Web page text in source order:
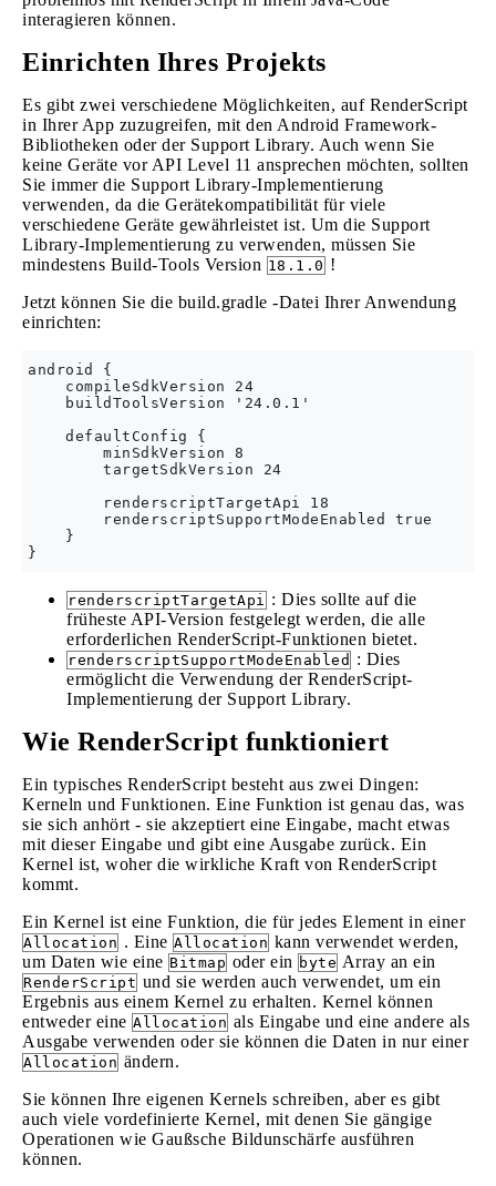
interagieren können.
Einrichten Ihres Projekts
Es gibt zwei verschiedene Möglichkeiten, auf RenderScript
in Ihrer App zuzugreifen, mit den Android Framework-
Bibliotheken oder der Support Library. Auch wenn Sie
keine Geräte vor API Level 11 ansprechen möchten, sollten
Sie immer die Support Library-Implementierung
verwenden, da die Gerätekompatibilität für viele
verschiedene Geräte gewährleistet ist. Um die Support
Library-Implementierung zu verwenden, müssen Sie
mindestens Build-Tools Version 18.1.0 !
Jetzt können Sie die build.gradle -Datei Ihrer Anwendung
einrichten:
android {
    compileSdkVersion 24
    buildToolsVersion '24.0.1'
    defaultConfig {
        minSdkVersion 8
        targetSdkVersion 24
        renderscriptTargetApi 18
        renderscriptSupportModeEnabled true
    }
renderscriptTargetApi : Dies sollte auf die
früheste API-Version festgelegt werden, die alle
erforderlichen RenderScript-Funktionen bietet.
renderscriptSupportModeEnabled : Dies
ermöglicht die Verwendung der RenderScript-
Implementierung der Support Library.
Wie RenderScript funktioniert
Ein typisches RenderScript besteht aus zwei Dingen:
Kerneln und Funktionen. Eine Funktion ist genau das, was
sie sich anhört - sie akzeptiert eine Eingabe, macht etwas
mit dieser Eingabe und gibt eine Ausgabe zurück. Ein
Kernel ist, woher die wirkliche Kraft von RenderScript
kommt.
Ein Kernel ist eine Funktion, die für jedes Element in einer
Allocation . Eine Allocation kann verwendet werden,
um Daten wie eine Bitmap oder ein byte Array an ein
RenderScript und sie werden auch verwendet, um ein
Ergebnis aus einem Kernel zu erhalten. Kernel können
entweder eine Allocation als Eingabe und eine andere als
Ausgabe verwenden oder sie können die Daten in nur einer
Allocation ändern.
Sie können Ihre eigenen Kernels schreiben, aber es gibt
auch viele vordefinierte Kernel, mit denen Sie gängige
Operationen wie Gaußsche Bildunschärfe ausführen
können.